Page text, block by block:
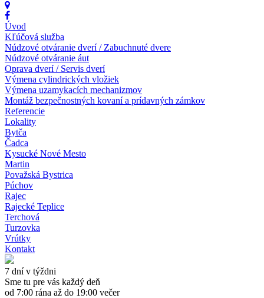
Úvod
Kľúčová služba
Núdzové otváranie dverí / Zabuchnuté dvere
Núdzové otváranie áut
Oprava dverí / Servis dverí
Výmena cylindrických vložiek
Výmena uzamykacích mechanizmov
Montáž bezpečnostných kovaní a prídavných zámkov
Referencie
Lokality
Bytča
Čadca
Kysucké Nové Mesto
Martin
Považská Bystrica
Púchov
Rajec
Rajecké Teplice
Terchová
Turzovka
Vrútky
Kontakt
7 dní v týždni
Sme tu pre vás každý deň
od 7:00 rána až do 19:00 večer